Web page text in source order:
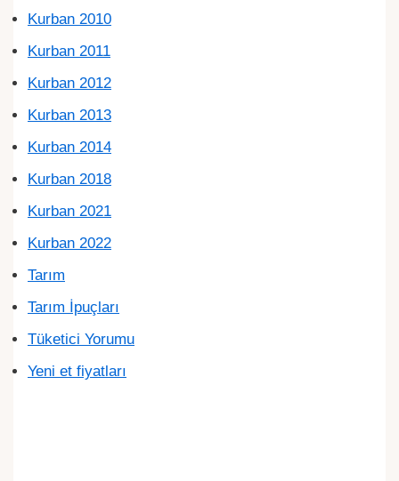
Kurban 2010
Kurban 2011
Kurban 2012
Kurban 2013
Kurban 2014
Kurban 2018
Kurban 2021
Kurban 2022
Tarım
Tarım İpuçları
Tüketici Yorumu
Yeni et fiyatları